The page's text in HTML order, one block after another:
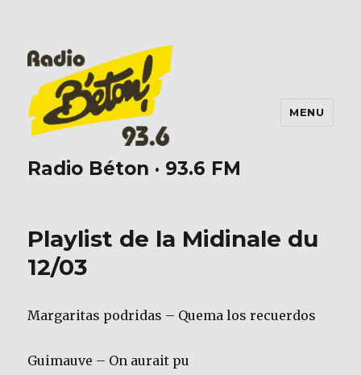
Radio Béton · 93.6 FM
MENU
Playlist de la Midinale du
12/03
Margaritas podridas – Quema los recuerdos
Guimauve – On aurait pu